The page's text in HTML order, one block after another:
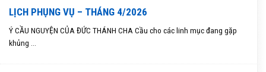
LỊCH PHỤNG VỤ – THÁNG 4/2026
Ý CẦU NGUYỆN CỦA ĐỨC THÁNH CHA Cầu cho các linh mục đang gặp
khủng ...